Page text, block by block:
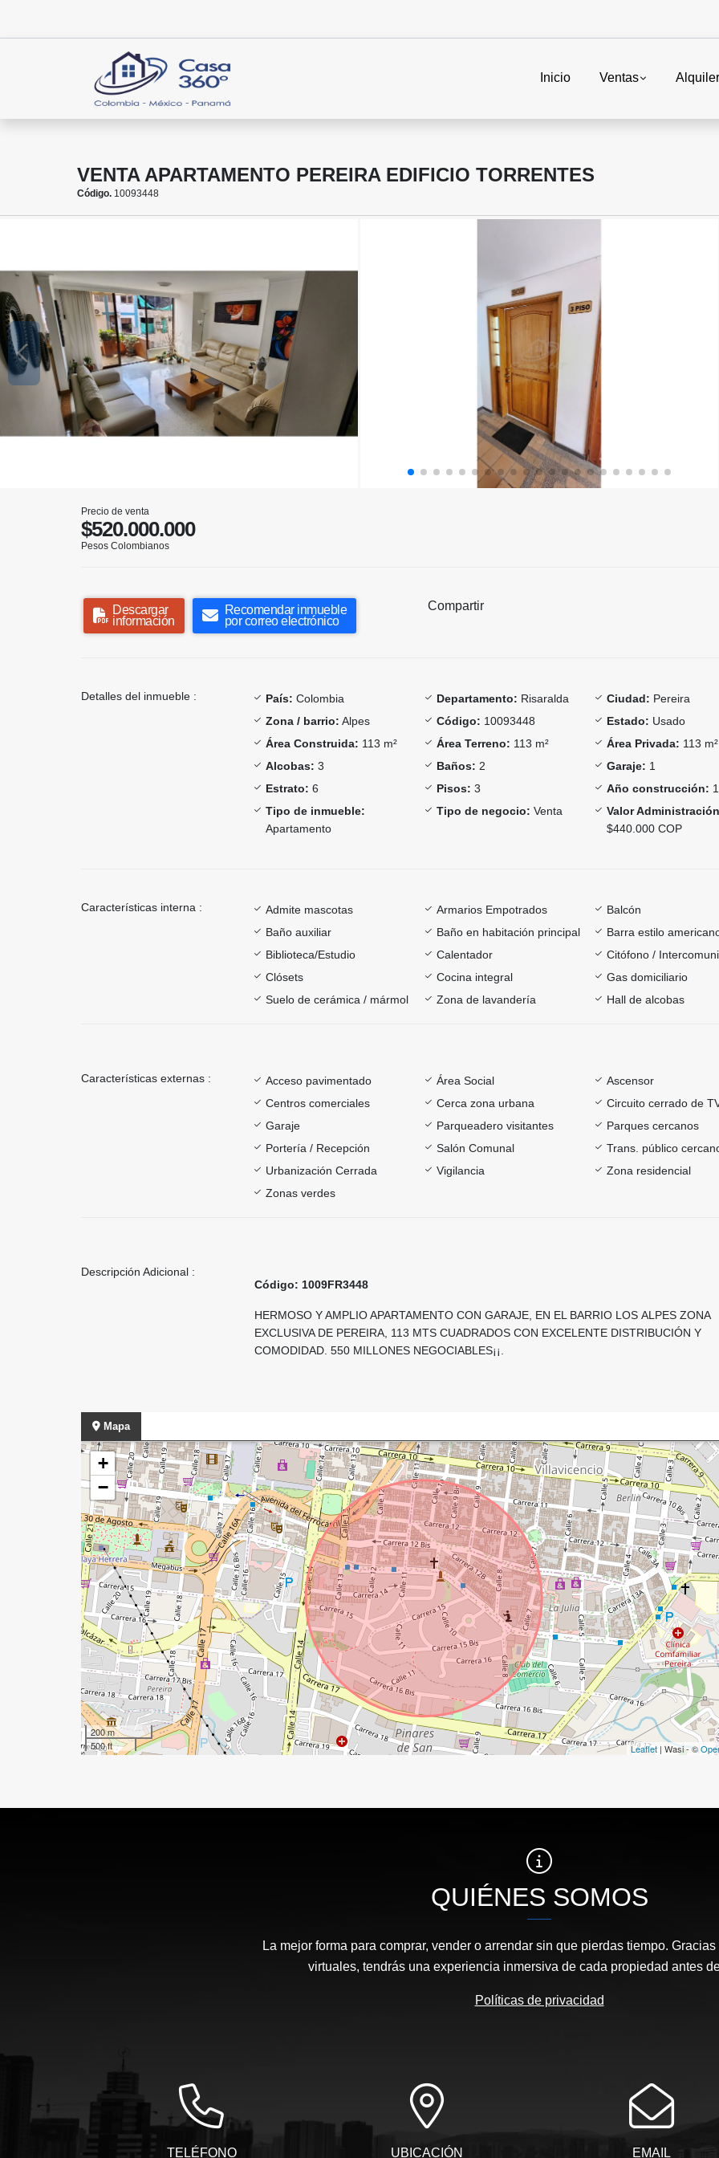
Inicio Ventas
VENTA APARTAMENTO PEREIRA EDIFICIO TORRENTES
Código. 10093448
Precio de venta
$520.000.000
Pesos Colombianos
Descargar
información
Recomendar inmueble
por correo electrónico
Compartir
Detalles del inmueble : País: Colombia Departamento: Risaralda Ciudad: Pereira
Zona / barrio: Alpes Código: 10093448 Estado: Usado
Área Construida: 113 m² Área Terreno: 113 m² Área Privada: 113 m²
Alcobas: 3 Baños: 2 Garaje: 1
Estrato: 6 Pisos: 3 Año construcción:
Tipo de inmueble:
Apartamento
Tipo de negocio: Venta
Valor
$440.000 COP
Características interna : Admite mascotas Armarios Empotrados
Balcón
Baño auxiliar
Baño en habitación principal
Barra estilo
Biblioteca/Estudio
Calentador
Citófono /
Clósets
Cocina integral
Gas domiciliario
Suelo de cerámica / mármol
Zona de lavandería Hall de alcobas
Características externas : Acceso pavimentado Área Social
Ascensor
Centros comerciales
Cerca zona urbana
Circuito cerrado de
Garaje
Parqueadero visitantes
Parques cercanos
Portería / Recepción
Salón Comunal
Trans. público
Urbanización Cerrada
Vigilancia
Zona residencial
Zonas verdes
Descripción Adicional :
Código: 1009FR3448
HERMOSO Y AMPLIO APARTAMENTO CON GARAJE, EN EL BARRIO LOS ALPES ZONA
EXCLUSIVA DE PEREIRA, 113 MTS CUADRADOS CON EXCELENTE DISTRIBUCIÓN Y
COMODIDAD. 550 MILLONES NEGOCIABLES¡¡.
Mapa
+
−
200 m
500 ft
Leaflet | Wasi - ©
QUIÉNES SOMOS
La mejor forma para comprar, vender o arrendar sin que pierdas tiempo.
virtuales, tendrás una experiencia inmersiva de cada propiedad antes
Políticas de privacidad
TELÉFONO UBICACIÓN EMAIL